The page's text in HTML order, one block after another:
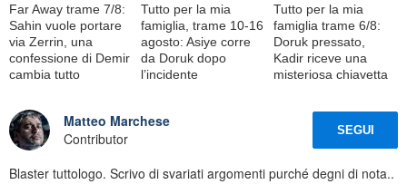
Far Away trame 7/8:
Sahin vuole portare
via Zerrin, una
confessione di Demir
cambia tutto
Tutto per la mia
famiglia, trame 10-16
agosto: Asiye corre
da Doruk dopo
l’incidente
Tutto per la mia
famiglia trame 6/8:
Doruk pressato,
Kadir riceve una
misteriosa chiavetta
Matteo Marchese
Contributor
SEGUI
Blaster tuttologo. Scrivo di svariati argomenti purché degni di nota..